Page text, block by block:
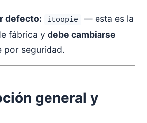
defecto: itoopie
— esta es la
fábrica y debe cambiarse
por seguridad.
general y